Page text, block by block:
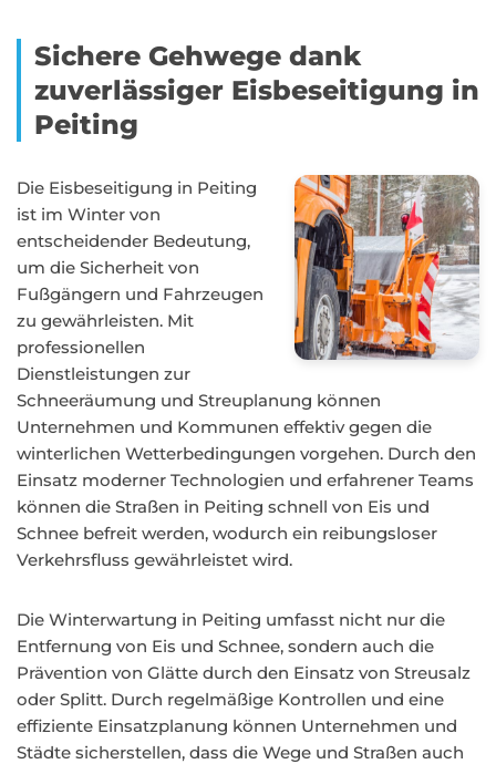
Sichere Gehwege dank
zuverlässiger Eisbeseitigung in
Peiting
Die Eisbeseitigung in Peiting
ist im Winter von
entscheidender Bedeutung,
um die Sicherheit von
Fußgängern und Fahrzeugen
zu gewährleisten. Mit
professionellen
Dienstleistungen zur
Schneeräumung und Streuplanung können
Unternehmen und Kommunen effektiv gegen die
winterlichen Wetterbedingungen vorgehen. Durch den
Einsatz moderner Technologien und erfahrener Teams
können die Straßen in Peiting schnell von Eis und
Schnee befreit werden, wodurch ein reibungsloser
Verkehrsfluss gewährleistet wird.
Die Winterwartung in Peiting umfasst nicht nur die
Entfernung von Eis und Schnee, sondern auch die
Prävention von Glätte durch den Einsatz von Streusalz
oder Splitt. Durch regelmäßige Kontrollen und eine
effiziente Einsatzplanung können Unternehmen und
Städte sicherstellen, dass die Wege und Straßen auch